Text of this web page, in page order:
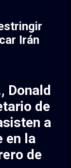
Irán
Donald
de
a
en la
de